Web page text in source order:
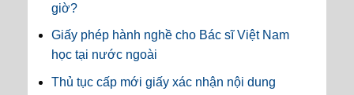
giờ?
Giấy phép hành nghề cho Bác sĩ Việt Nam
học tại nước ngoài
Thủ tục cấp mới giấy xác nhận nội dung